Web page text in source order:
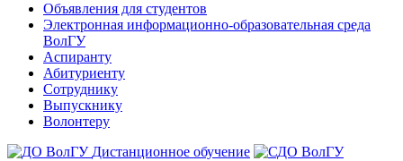
Объявления для студентов
Электронная информационно-образовательная среда
ВолГУ
Аспиранту
Абитуриенту
Сотруднику
Выпускнику
Волонтеру
Дистанционное обучение